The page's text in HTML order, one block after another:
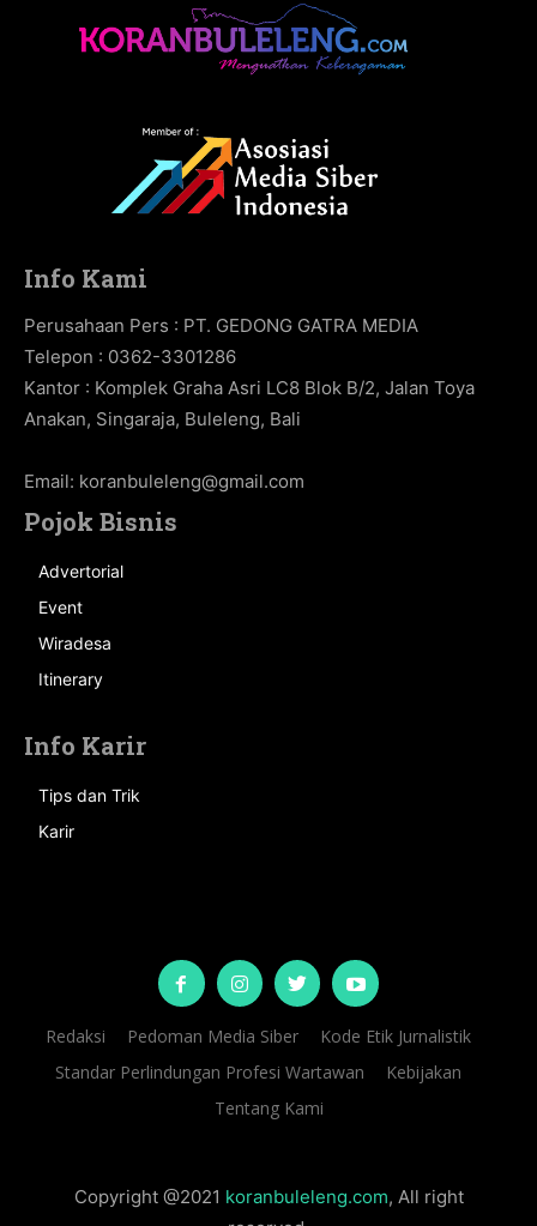
Info Kami
Perusahaan Pers : PT. GEDONG GATRA MEDIA
Telepon : 0362-3301286
Kantor : Komplek Graha Asri LC8 Blok B/2, Jalan Toya
Anakan, Singaraja, Buleleng, Bali
Email: koranbuleleng@gmail.com
Pojok Bisnis
Advertorial
Event
Wiradesa
Itinerary
Info Karir
Tips dan Trik
Karir
Redaksi Pedoman Media Siber
Kode Etik Jurnalistik
Standar Perlindungan Profesi Wartawan
Kebijakan
Tentang Kami
Copyright @2021 koranbuleleng.com, All right